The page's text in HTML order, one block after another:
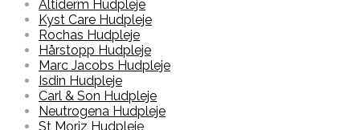
Altiderm Hudpleje
Kyst Care Hudpleje
Rochas Hudpleje
Hårstopp Hudpleje
Marc Jacobs Hudpleje
Isdin Hudpleje
Carl & Son Hudpleje
Neutrogena Hudpleje
St Moriz Hudpleje